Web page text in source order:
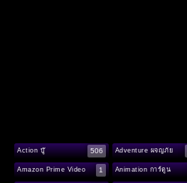
Action บู๊ 506 Adventure ผจญภัย
Amazon Prime Video 1 Animation การ์ตูน